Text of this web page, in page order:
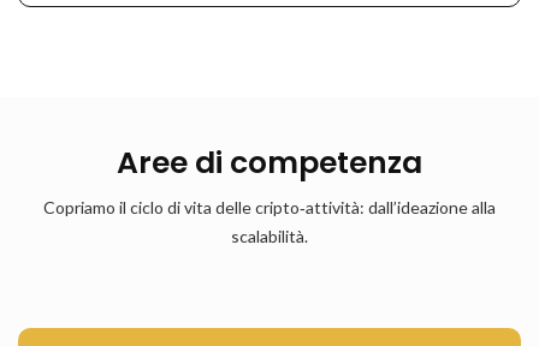
Aree di competenza
Copriamo il ciclo di vita delle cripto‑attività: dall’ideazione alla
scalabilità.